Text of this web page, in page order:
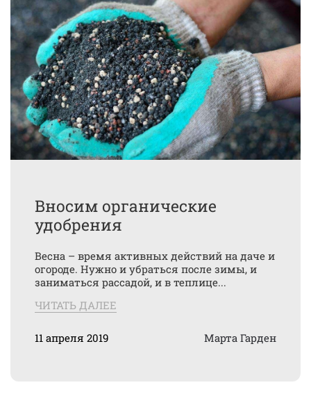
Вносим органические
удобрения
Весна – время активных действий на даче и
огороде. Нужно и убраться после зимы, и
заниматься рассадой, и в теплице...
ЧИТАТЬ ДАЛЕЕ
11 апреля 2019 Марта Гарден